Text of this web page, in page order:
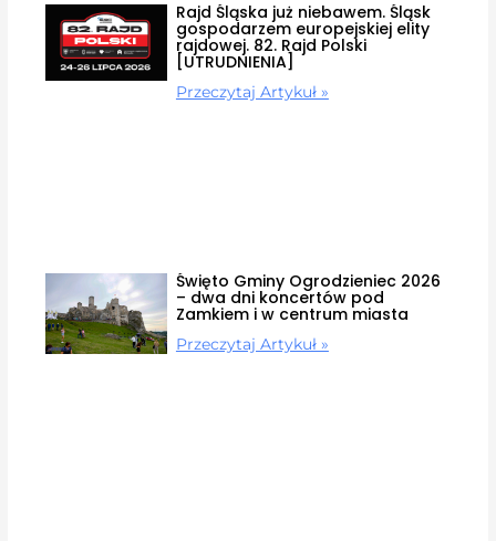
Rajd Śląska już niebawem. Śląsk
gospodarzem europejskiej elity
rajdowej. 82. Rajd Polski
[UTRUDNIENIA]
Przeczytaj Artykuł »
Święto Gminy Ogrodzieniec 2026
– dwa dni koncertów pod
Zamkiem i w centrum miasta
Przeczytaj Artykuł »